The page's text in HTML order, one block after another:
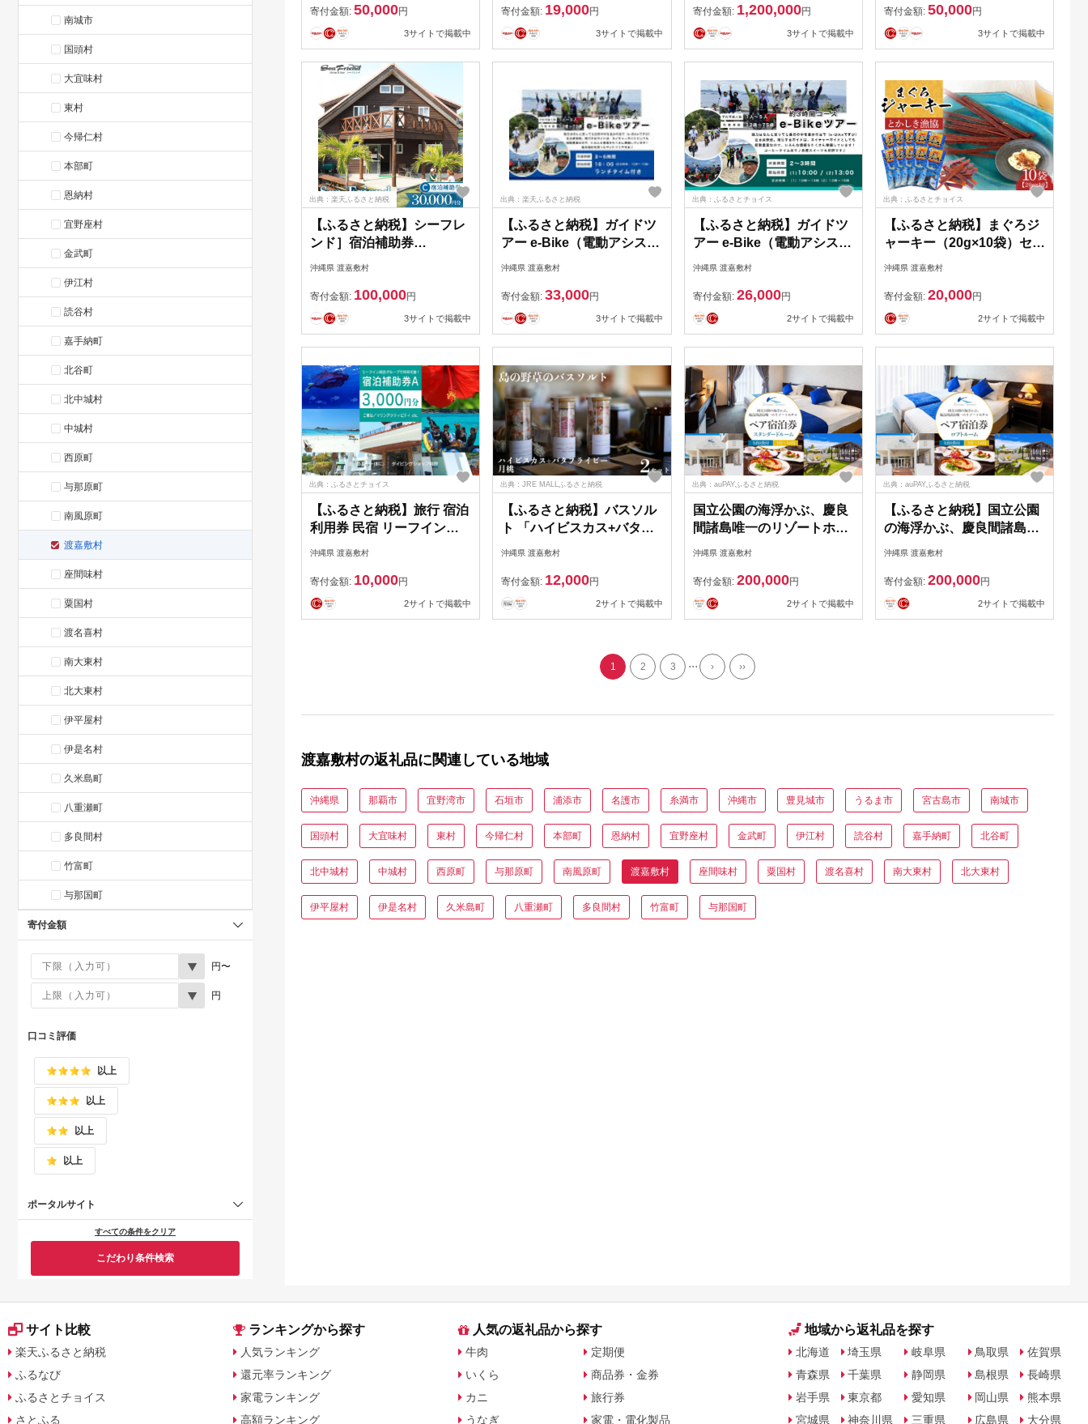
南城市
国頭村
大宜味村
東村
今帰仁村
本部町
恩納村
宜野座村
金武町
伊江村
読谷村
嘉手納町
北谷町
北中城村
中城村
西原町
与那原町
南風原町
渡嘉敷村
座間味村
粟国村
渡名喜村
南大東村
北大東村
伊平屋村
伊是名村
久米島町
八重瀬町
多良間村
竹富町
与那国町
寄付金額
円〜
円
口コミ評価
以上
以上
以上
以上
ポータルサイト
すべての条件をクリア
こだわり条件検索
き 観光 旅行 トラベル ホテ
ル クーポン チケット 予約
宿泊 おすすめ 人気 春 夏 秋
冬
寄付金額: 50,000円
3サイトで掲載中
2時間コース
寄付金額: 19,000円
3サイトで掲載中
寄付金額: 1,200,000円
3サイトで掲載中
寄付金額: 50,000円
3サイトで掲載中
出典：楽天ふるさと納税
【ふるさと納税】シーフレ
ンド］宿泊補助券
C（30,000円分）【渡嘉敷
村 とかしき 観光 旅行 トラ
ベル ホテル クーポン チケ
ット 予約 宿泊 おすすめ 人
気 春 夏 秋 冬
沖縄県 渡嘉敷村
寄付金額: 100,000円
3サイトで掲載中
出典：楽天ふるさと納税
【ふるさと納税】ガイドツ
アー e-Bike（電動アシスト
付き自転車）ツアー ランチ
時間コース
沖縄県 渡嘉敷村
寄付金額:33,000円
3サイトで掲載中
出典：ふるさとチョイス
【ふるさと納税】ガイドツ
アー e-Bike（電動アシスト
付き自転車）ツアー 渡嘉敷
沖縄県 渡嘉敷村
寄付金額: 26,000円
2サイトで掲載中
出典：ふるさとチョイス
【ふるさと納税】まぐろジ
ャーキー（20g×10袋）セッ
ト 渡嘉敷漁業協同組合 ケ
ジャーキー
沖縄県 渡嘉敷村
寄付金額: 20,000円
2サイトで掲載中
出典：ふるさとチョイス
【ふるさと納税】旅行 宿泊
利用券 民宿 リーフイン国
吉（渡嘉敷島・3,000円
沖縄県 渡嘉敷村
寄付金額: 10,000円
2サイトで掲載中
出典：JRE MALLふるさと納税
【ふるさと納税】バスソル
ト 「ハイビスカス+バタフ
ライピー」＆「月桃」 セッ
沖縄県 渡嘉敷村
寄付金額: 12,000円
2サイトで掲載中
出典：auPAYふるさと納税
国立公園の海浮かぶ、慶良
間諸島唯一のリゾートホテ
ルペア宿泊券【スタンダー
沖縄県 渡嘉敷村
寄付金額: 200,000円
2サイトで掲載中
出典：auPAYふるさと納税
【ふるさと納税】国立公園
の海浮かぶ、慶良間諸島唯
一のリゾートホテルペア宿
10月】
沖縄県 渡嘉敷村
寄付金額: 200,000円
2サイトで掲載中
1 2 3 ... › ››
渡嘉敷村の返礼品に関連している地域
沖縄県 那覇市 宜野湾市 石垣市 浦添市 名護市 糸満市 沖縄市 豊見城市 うるま市 宮古島市 南城市
国頭村 大宜味村 東村 今帰仁村 本部町 恩納村 宜野座村 金武町 伊江村 読谷村 嘉手納町 北谷町
北中城村 中城村 西原町 与那原町 南風原町 渡嘉敷村 座間味村 粟国村 渡名喜村 南大東村 北大東村
伊平屋村 伊是名村 久米島町 八重瀬町 多良間村 竹富町 与那国町
サイト比較
楽天ふるさと納税
ふるなび
ふるさとチョイス
さとふる
ランキングから探す
人気ランキング
還元率ランキング
家電ランキング
高額ランキング
人気の返礼品から探す
牛肉
いくら
カニ
うなぎ
定期便
商品券・金券
旅行券
家電・電化製品
地域から返礼品を探す
北海道
青森県
岩手県
宮城県
埼玉県
千葉県
東京都
神奈川県
岐阜県
静岡県
愛知県
三重県
鳥取県
島根県
岡山県
広島県
佐賀県
長崎県
熊本県
大分県